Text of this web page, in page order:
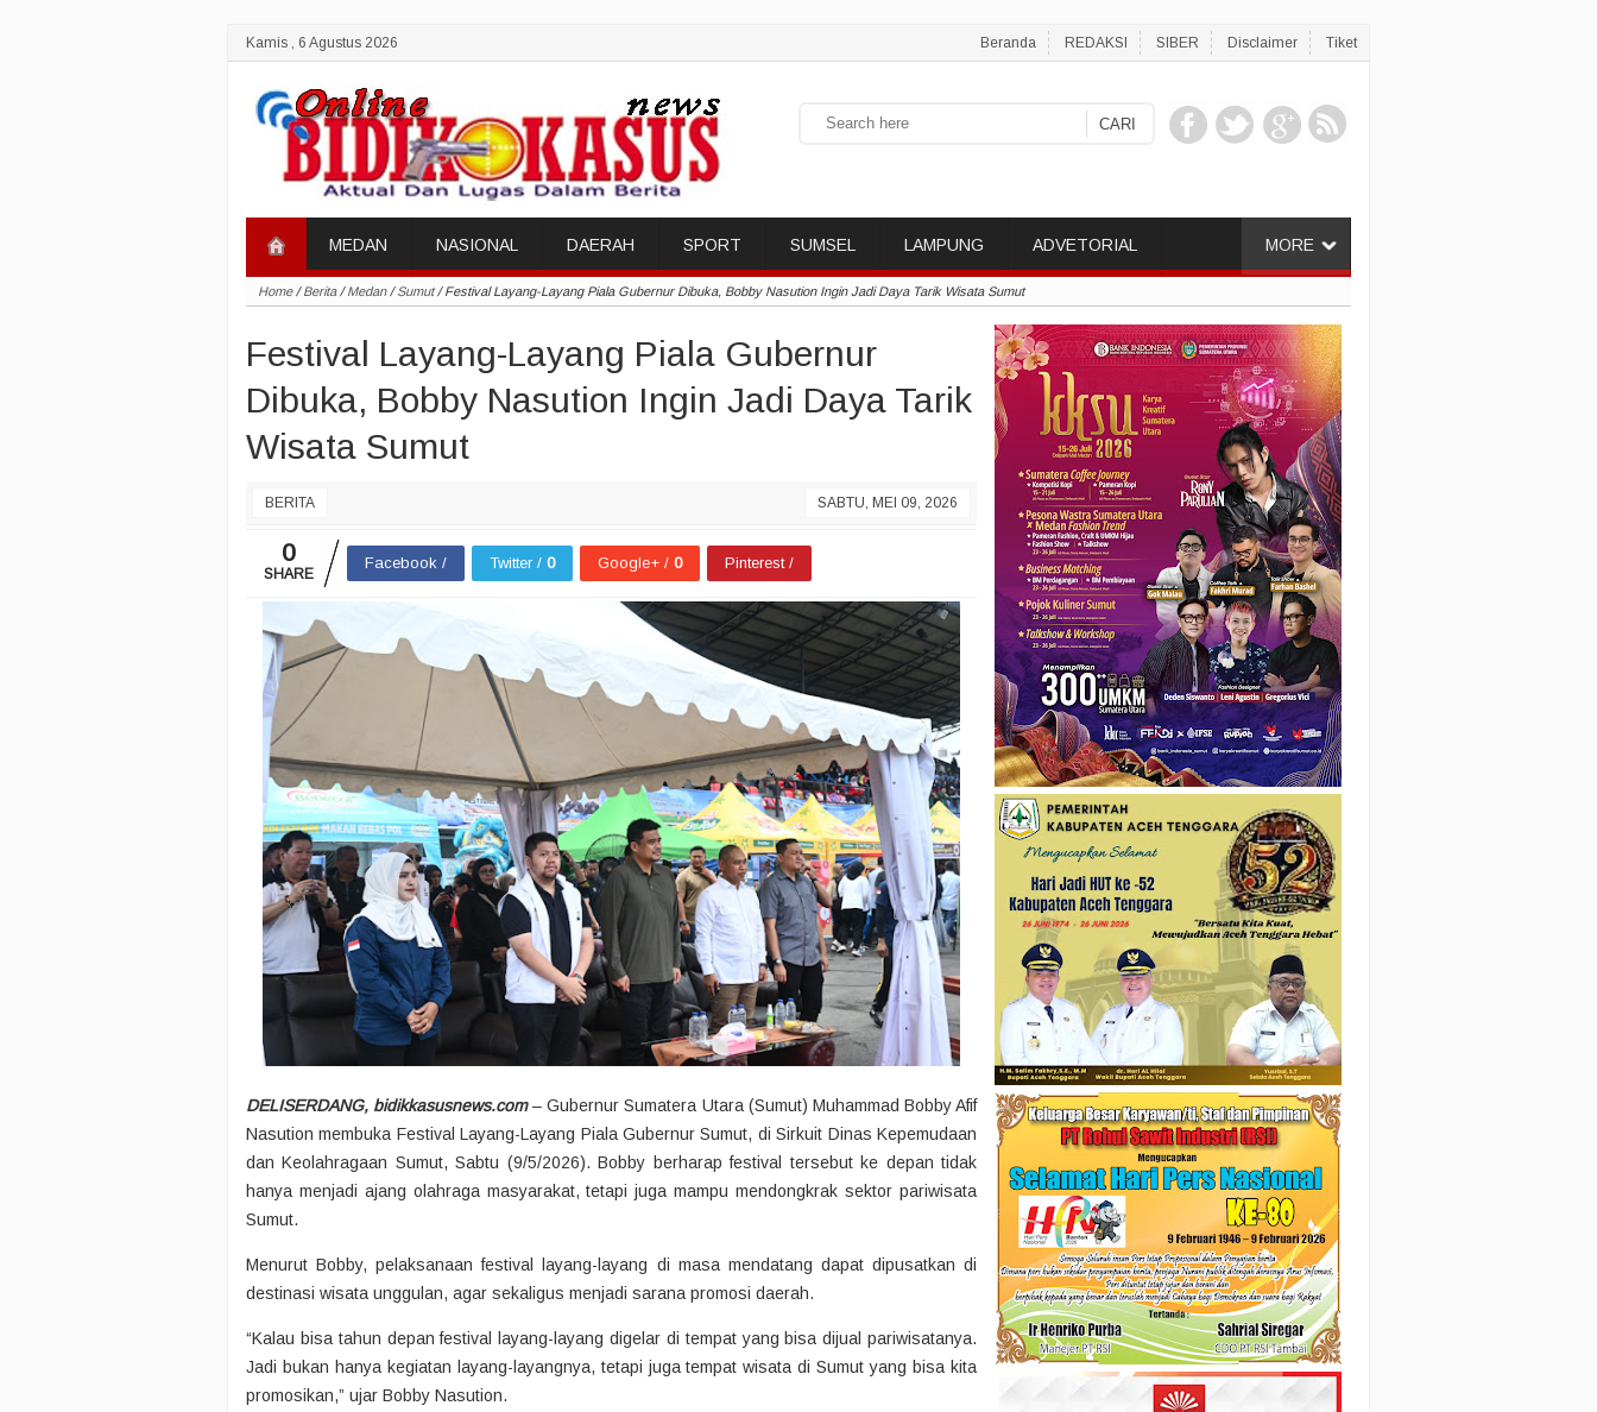
Kamis , 6 Agustus 2026 Beranda REDAKSI SIBER Disclaimer Tiket
MORE
MEDAN NASIONAL DAERAH SPORT SUMSEL LAMPUNG ADVETORIAL
Home/Berita/Medan/Sumut/Festival Layang-Layang Piala Gubernur Dibuka, Bobby Nasution Ingin Jadi Daya Tarik Wisata Sumut
Festival Layang-Layang Piala Gubernur
Dibuka, Bobby Nasution Ingin Jadi Daya Tarik
Wisata Sumut
BERITA SABTU, MEI 09, 2026
0
SHARE
Facebook / Twitter / 0 Google+ / 0 Pinterest /
DELISERDANG, bidikkasusnews.com– Gubernur Sumatera Utara (Sumut) Muhammad Bobby Afif
Nasution membuka Festival Layang-Layang Piala Gubernur Sumut, di Sirkuit Dinas Kepemudaan
dan Keolahragaan Sumut, Sabtu (9/5/2026). Bobby berharap festival tersebut ke depan tidak
hanya menjadi ajang olahraga masyarakat, tetapi juga mampu mendongkrak sektor pariwisata
Sumut.
Menurut Bobby, pelaksanaan festival layang-layang di masa mendatang dapat dipusatkan di
destinasi wisata unggulan, agar sekaligus menjadi sarana promosi daerah.
“Kalau bisa tahun depan festival layang-layang digelar di tempat yang bisa dijual pariwisatanya.
Jadi bukan hanya kegiatan layang-layangnya, tetapi juga tempat wisata di Sumut yang bisa kita
promosikan,” ujar Bobby Nasution.